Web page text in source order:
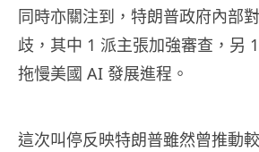
同時亦關注到，特朗普政府內部
歧，其中 1 派主張加強審查，另
拖慢美國 AI 發展進程。
這次叫停反映特朗普雖然曾推動